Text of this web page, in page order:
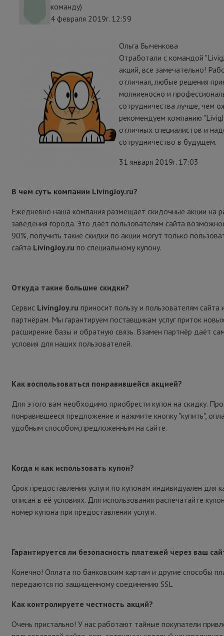
команду)
4 февраля 2019г. 12:59
Ольга Быченкова
Отработали с командой
акций, все замечательно!
отличная, любые решения
молниеносно и
сотрудничества лучше, чем
рекомендуем компанию
отличных специалистов и
сотрудничество в будущем.
31 января 2019г. 17:03
В чем суть компании LivingJoy.ru?
Ежедневно наша компания размещает скидочные акции на
заведения города. Это даёт пользователям сайта
90%, получить такие скидки по акции могут только
сайта LivingJoy.ru по специальному купону.
Откуда такие большие скидки?
Сервис LivingJoy.ru приносит пользу и пользователям сайта
партнёрам. Мы гарантируем поставщикам услуг приток
расширение базы и обратную связь. Взамен партнёр даёт
условия для наших пользователей.
Как воспользоваться понравившейся акцией?
Для этого вам необходимо приобрести купон на скидку.
понравившееся предложение и нажмите кнопку "купить",
удобным способом,предложенным на сайте.
Когда и как использовать купон?
Срок предоставления услуги по купонам индивидуален для
описан в её условиях. Для использования распечатайте
номер купона при предоставлении услуги.
Гарантируется ли безопасность платежей через ваш
Конечно! Оплата по банковским картам и другие способы
передаются по защищенному соединению SSL
Как контролируете честность акций?
Очень пристально! У нас работают тайные покупатели